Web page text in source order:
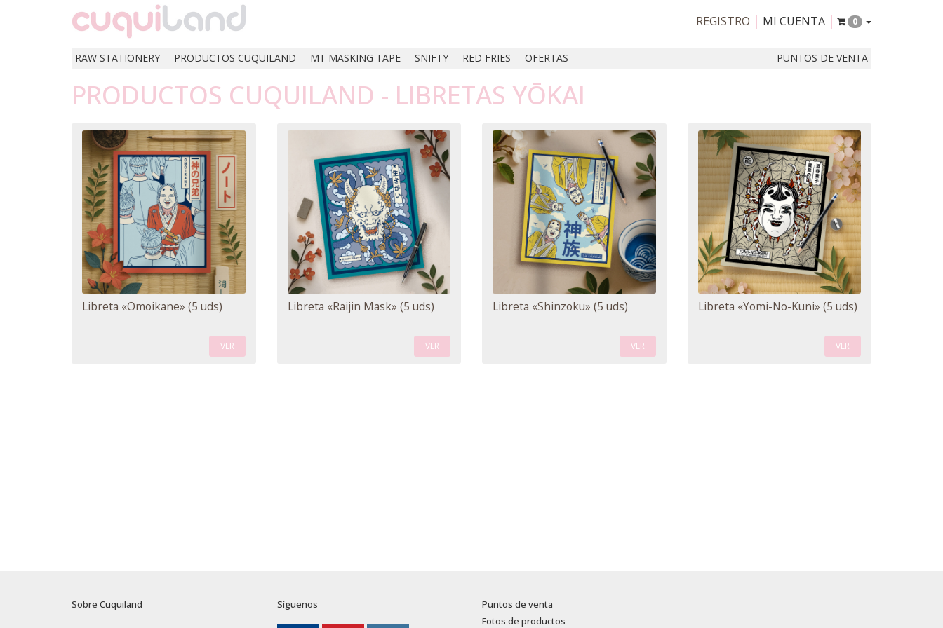
REGISTRO MI CUENTA 0
RAW STATIONERY PRODUCTOS CUQUILAND MT MASKING TAPE SNIFTY RED FRIES OFERTAS PUNTOS DE VENTA
PRODUCTOS CUQUILAND - LIBRETAS YŌKAI
Libreta «Omoikane» (5 uds)
VER
Libreta «Raijin Mask» (5 uds)
VER
Libreta «Shinzoku» (5 uds)
VER
Libreta «Yomi-No-Kuni» (5 uds)
VER
Sobre Cuquiland Síguenos
Puntos de venta
Fotos de productos